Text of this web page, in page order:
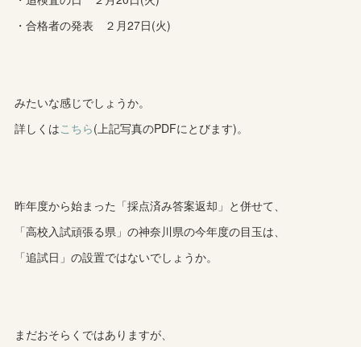
・合格者の発表 ２月27日(火)
みたいな感じでしょうか。
詳しくはこちら(上記写真のPDFにとびます)。
昨年度から始まった「採点済み答案返却」と併せて、
「高校入試頑張る県」の神奈川県の今年度の目玉は、
「追試日」の設置ではないでしょうか。
まだおそらくではありますが、